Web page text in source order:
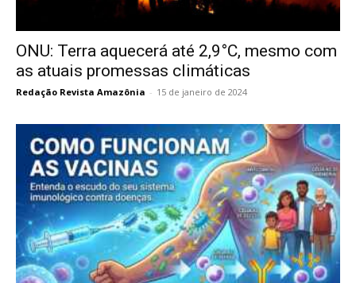
ONU: Terra aquecerá até 2,9°C, mesmo com
as atuais promessas climáticas
Redação Revista Amazônia - 15 de janeiro de 2024